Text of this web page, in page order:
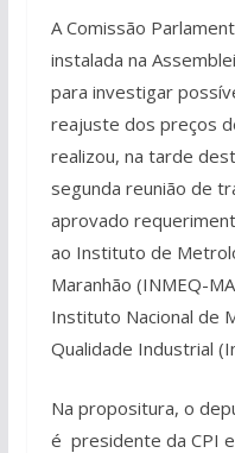
A Comissão
instalada na
para investigar
reajuste dos preços
realizou, na tarde
segunda reunião de
aprovado
ao Instituto de
Maranhão (INMEQ-
Instituto Nacional de
Qualidade Industrial
Na propositura, o
é presidente da CPI